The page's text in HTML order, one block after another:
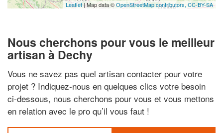
Leaflet| Map data ©OpenStreetMap contributors, CC-BY-SA
Nous cherchons pour vous le meilleur
artisan à Dechy
Vous ne savez pas quel artisan contacter pour votre
projet ? Indiquez-nous en quelques clics votre besoin
ci-dessous, nous cherchons pour vous et vous mettons
en relation avec le pro qu’il vous faut !